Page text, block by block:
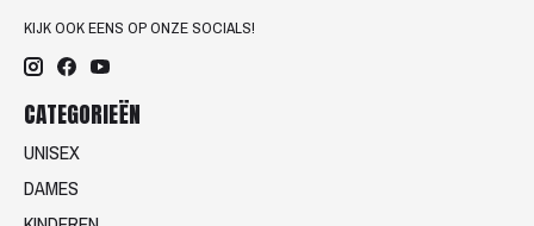
KIJK OOK EENS OP ONZE SOCIALS!
CATEGORIEËN
UNISEX
DAMES